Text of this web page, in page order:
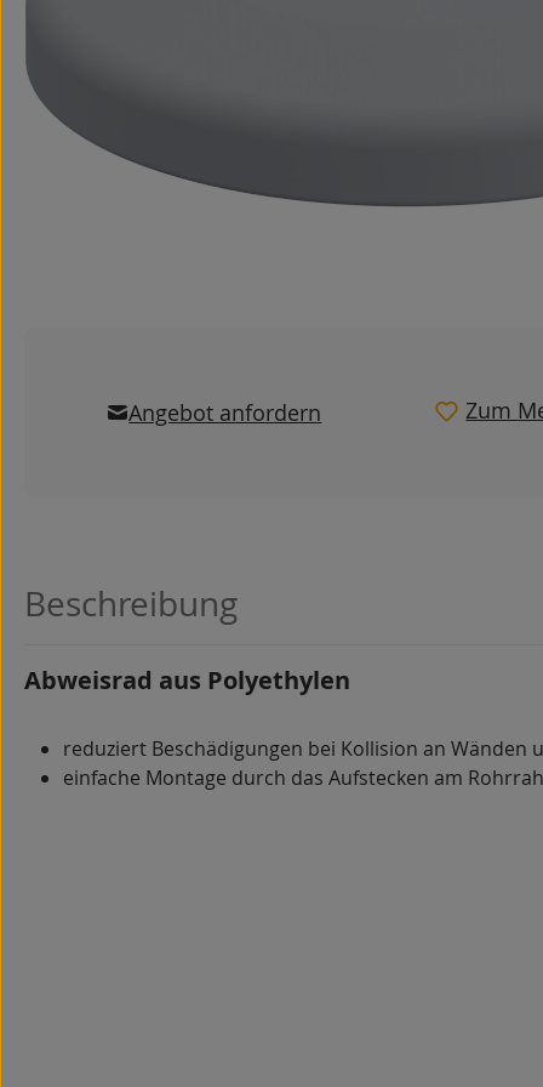
Angebot anfordern Zum
Beschreibung
Abweisrad aus Polyethylen
reduziert Beschädigungen bei Kollision an Wänden
einfache Montage durch das Aufstecken am